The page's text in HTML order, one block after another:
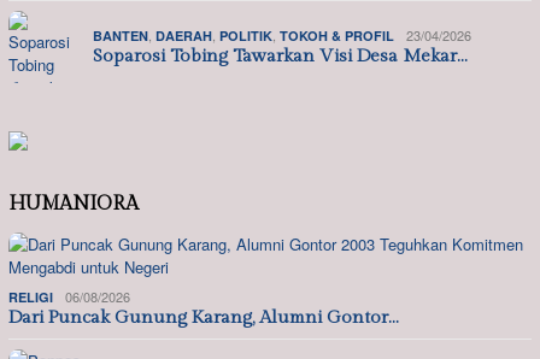
BANTEN DAERAH POLITIK TOKOH & PROFIL 23/04/2026
Soparosi Tobing Tawarkan Visi Desa Mekar…
HUMANIORA
RELIGI 06/08/2026
Dari Puncak Gunung Karang, Alumni Gontor…